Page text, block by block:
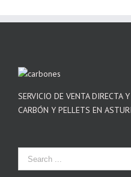
SERVICIO DE VENTA DIRECTA
CARBÓN Y PELLETS EN